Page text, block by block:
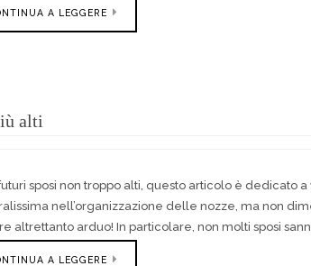
A LEGGERE
alti
sposi non troppo alti, questo articolo è dedicato
nell’organizzazione delle nozze, ma non
altrettanto arduo! In particolare, non molti sposi
A LEGGERE